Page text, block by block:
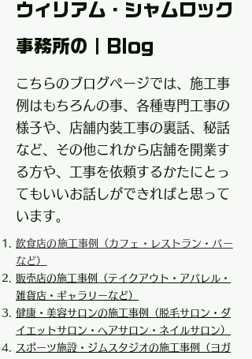
ウィリアム・シャムロック
事務所の｜Blog
こちらのブログページでは、施工事
例はもちろんの事、各種専門工事の
様子や、店舗内装工事の裏話、秘話
など、その他これから店舗を開業す
る方や、工事を依頼するかたにとっ
てもいいお話しができればと思って
います。
飲食店の施工事例（カフェ・レストラン・バー
など）
販売店の施工事例（テイクアウト・アパレル・
雑貨店・ギャラリーなど）
健康・美容サロンの施工事例（脱毛サロン・ダ
イエットサロン・ヘアサロン・ネイルサロン）
スポーツ施設・ジムスタジオの施工事例（ヨガ